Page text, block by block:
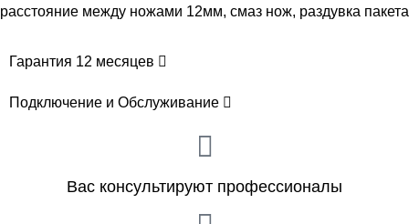
расстояние между ножами 12мм, cмаз нож, раздувка пакета
Гарантия 12 месяцев
Подключение и Обслуживание
Вас консультируют профессионалы